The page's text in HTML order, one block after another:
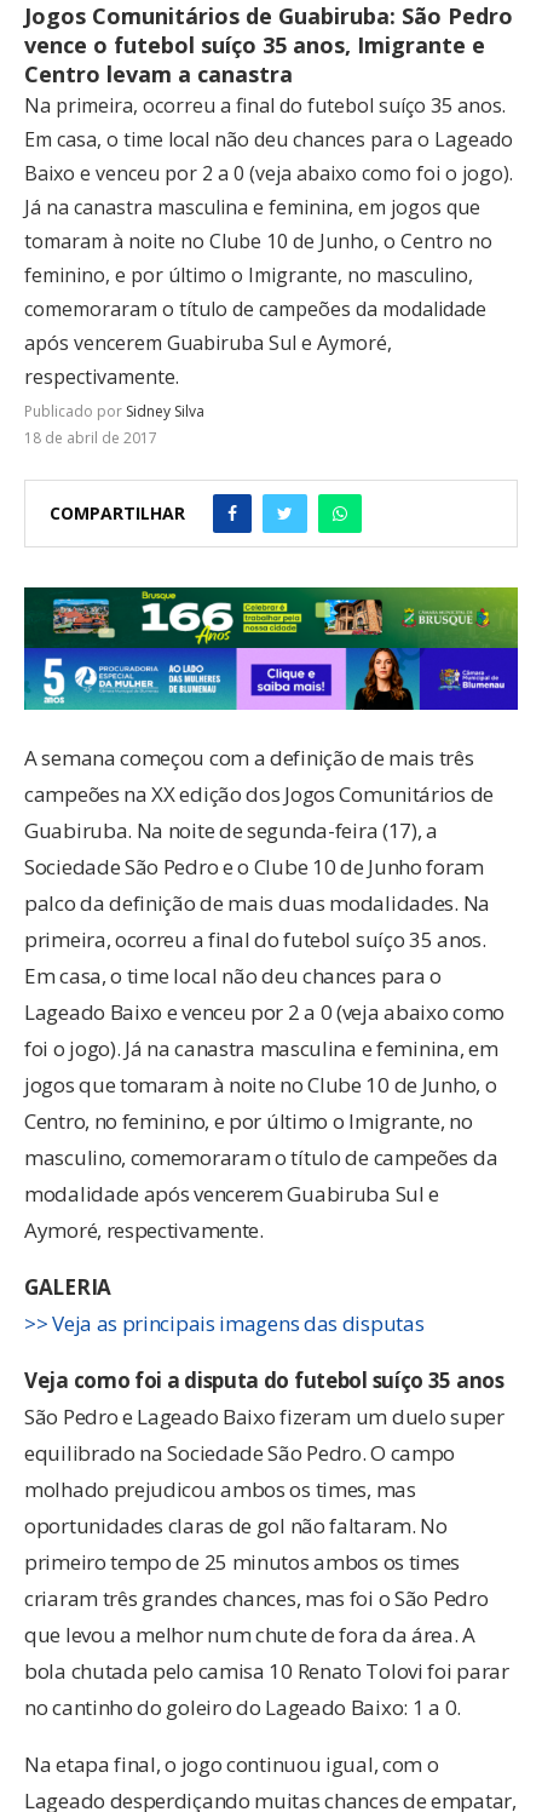
Jogos Comunitários de Guabiruba: São Pedro
vence o futebol suíço 35 anos, Imigrante e
Centro levam a canastra
Na primeira, ocorreu a final do futebol suíço 35 anos.
Em casa, o time local não deu chances para o Lageado
Baixo e venceu por 2 a 0 (veja abaixo como foi o jogo).
Já na canastra masculina e feminina, em jogos que
tomaram à noite no Clube 10 de Junho, o Centro no
feminino, e por último o Imigrante, no masculino,
comemoraram o título de campeões da modalidade
após vencerem Guabiruba Sul e Aymoré,
respectivamente.
Publicado por Sidney Silva
18 de abril de 2017
COMPARTILHAR
A semana começou com a definição de mais três
campeões na XX edição dos Jogos Comunitários de
Guabiruba. Na noite de segunda-feira (17), a
Sociedade São Pedro e o Clube 10 de Junho foram
palco da definição de mais duas modalidades. Na
primeira, ocorreu a final do futebol suíço 35 anos.
Em casa, o time local não deu chances para o
Lageado Baixo e venceu por 2 a 0 (veja abaixo como
foi o jogo). Já na canastra masculina e feminina, em
jogos que tomaram à noite no Clube 10 de Junho, o
Centro, no feminino, e por último o Imigrante, no
masculino, comemoraram o título de campeões da
modalidade após vencerem Guabiruba Sul e
Aymoré, respectivamente.
GALERIA
>> Veja as principais imagens das disputas
Veja como foi a disputa do futebol suíço 35 anos
São Pedro e Lageado Baixo fizeram um duelo super
equilibrado na Sociedade São Pedro. O campo
molhado prejudicou ambos os times, mas
oportunidades claras de gol não faltaram. No
primeiro tempo de 25 minutos ambos os times
criaram três grandes chances, mas foi o São Pedro
que levou a melhor num chute de fora da área. A
bola chutada pelo camisa 10 Renato Tolovi foi parar
no cantinho do goleiro do Lageado Baixo: 1 a 0.
Na etapa final, o jogo continuou igual, com o
Lageado desperdiçando muitas chances de empatar,